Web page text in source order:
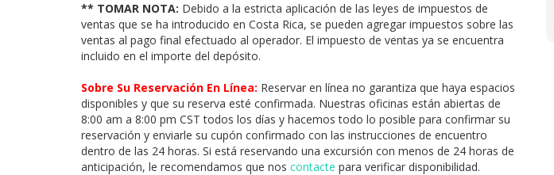
** TOMAR NOTA: Debido a la estricta aplicación de las leyes de impuestos de
ventas que se ha introducido en Costa Rica, se pueden agregar impuestos sobre las
ventas al pago final efectuado al operador. El impuesto de ventas ya se encuentra
incluido en el importe del depósito.
Sobre Su Reservación En Línea: Reservar en línea no garantiza que haya espacios
disponibles y que su reserva esté confirmada. Nuestras oficinas están abiertas de
8:00 am a 8:00 pm CST todos los días y hacemos todo lo posible para confirmar su
reservación y enviarle su cupón confirmado con las instrucciones de encuentro
dentro de las 24 horas. Si está reservando una excursión con menos de 24 horas de
anticipación, le recomendamos que nos contacte para verificar disponibilidad.